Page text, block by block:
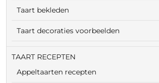
Taart bekleden
Taart decoraties voorbeelden
TAART RECEPTEN
Appeltaarten recepten